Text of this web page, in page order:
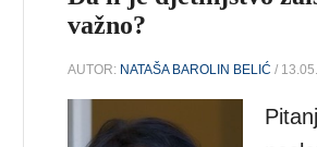
važno?
AUTOR: NATAŠA BAROLIN BELIĆ /